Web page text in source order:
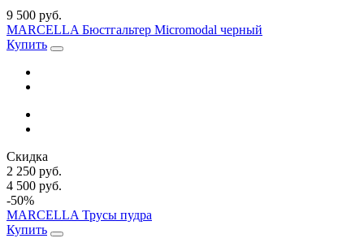
9 500 руб.
MARCELLA Бюстгальтер Micromodal черный
Купить
Скидка
2 250 руб.
4 500 руб.
-50%
MARCELLA Трусы пудра
Купить